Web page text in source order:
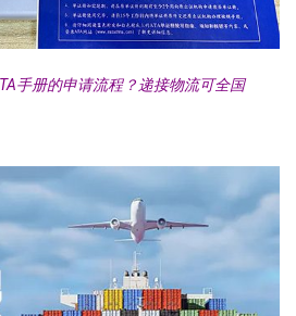
手册的申请流程？递接物流可全国